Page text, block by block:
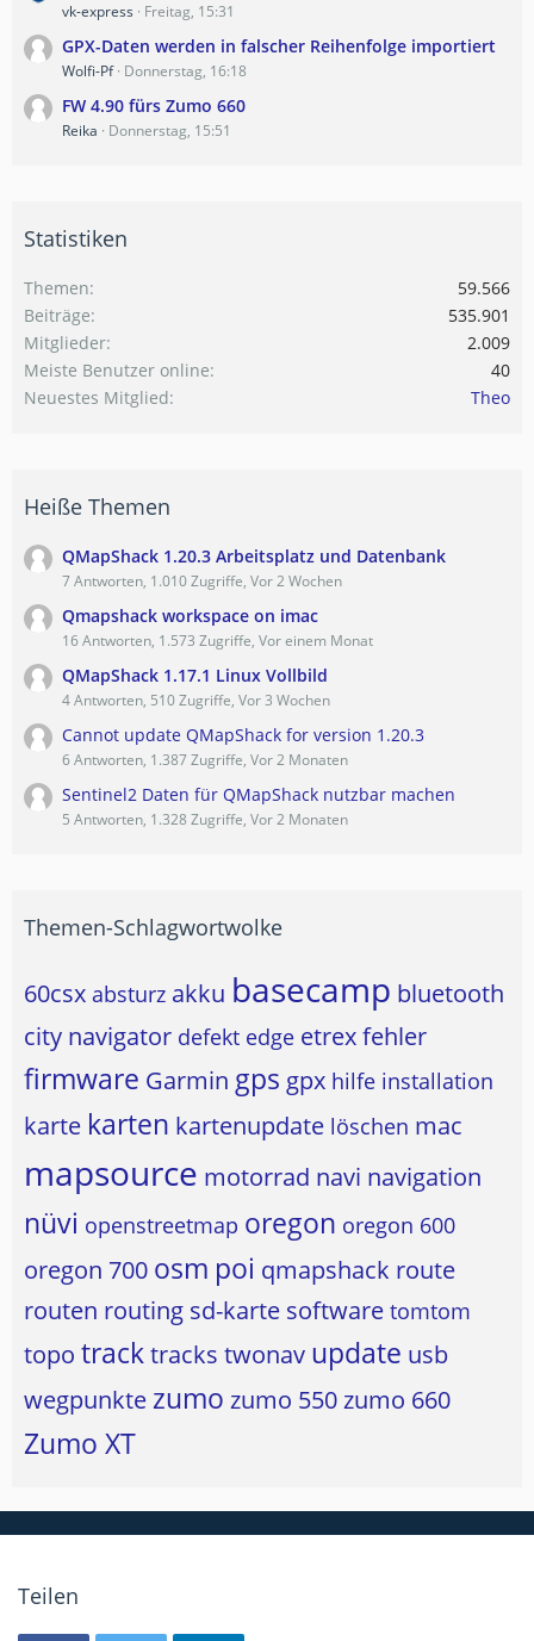
vk-express Freitag, 15:31
GPX-Daten werden in falscher Reihenfolge importiert
Wolfi-Pf Donnerstag, 16:18
FW 4.90 fürs Zumo 660
Reika Donnerstag, 15:51
Statistiken
Themen
59.566
Beiträge
535.901
Mitglieder
2.009
Meiste Benutzer online
40
Neuestes Mitglied
Theo
Heiße Themen
QMapShack 1.20.3 Arbeitsplatz und Datenbank
7 Antworten, 1.010 Zugriffe, Vor 2 Wochen
Qmapshack workspace on imac
16 Antworten, 1.573 Zugriffe, Vor einem Monat
QMapShack 1.17.1 Linux Vollbild
4 Antworten, 510 Zugriffe, Vor 3 Wochen
Cannot update QMapShack for version 1.20.3
6 Antworten, 1.387 Zugriffe, Vor 2 Monaten
Sentinel2 Daten für QMapShack nutzbar machen
5 Antworten, 1.328 Zugriffe, Vor 2 Monaten
Themen-Schlagwortwolke
60csx absturz akku basecamp bluetooth
city navigator defekt edge etrexfehler
firmware Garmin gps gpx hilfe installation
karte karten kartenupdate löschen mac
mapsource motorrad navi navigation
nüvi openstreetmap oregon oregon 600
oregon 700 osm poi qmapshack route
routen routing sd-karte software tomtom
topo tracktracks twonav update usb
wegpunkte zumo zumo 550zumo 660
Zumo XT
Teilen